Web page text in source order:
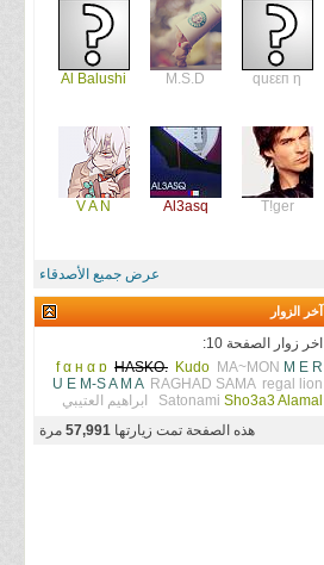
quεεп η
M.S.D
Al Balushi
T!ger
Al3asq
V A N
عرض جميع الأصدقاء
آخر الزوار
اخر زوار الصفحة 10:
f α н α ɒ HASKO. Kudo MA~MON M E R
U E M-S A M A RAGHAD SAMA regal lion
Satonami Sho3a3 Alamal
ابراهيم العتيبي
هذه الصفحة تمت زيارتها 57,991 مرة